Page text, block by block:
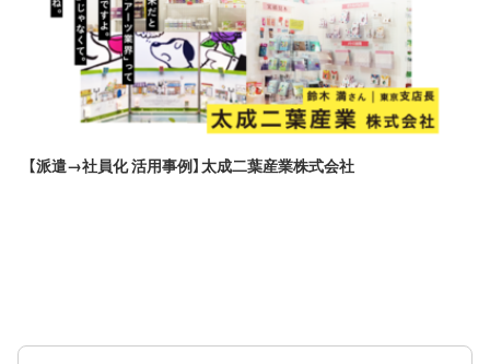
【派遣→社員化 活用事例】太成二葉産業株式会社